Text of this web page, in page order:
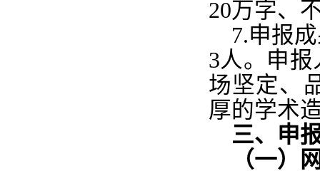
20万字、
7.申报
3人。申
场坚定、
厚的学术
三、申
（一）